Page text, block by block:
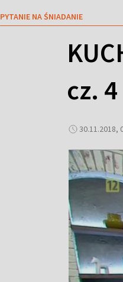
PYTANIE NA ŚNIADANIE
cz. 4
30.11.2018,